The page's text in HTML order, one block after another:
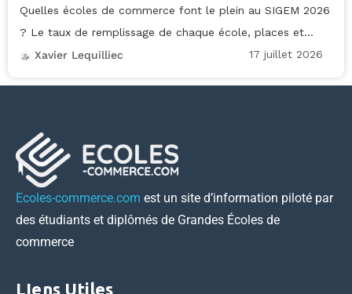
Quelles écoles de commerce font le plein au SIGEM 2026
? Le taux de remplissage de chaque école, places et...
Xavier Lequilliec
17 juillet 2026
Ecoles-commerce.com est un site d’information piloté par
des étudiants et diplômés de Grandes Écoles de
commerce
LIens Utiles